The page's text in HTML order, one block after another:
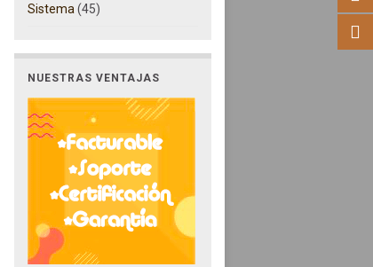
Sistema (45)
NUESTRAS VENTAJAS